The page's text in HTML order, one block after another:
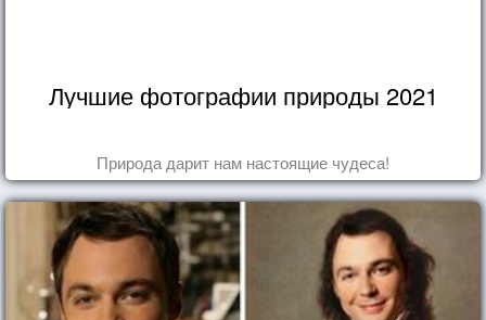
Лучшие фотографии природы 2021
Природа дарит нам настоящие чудеса!